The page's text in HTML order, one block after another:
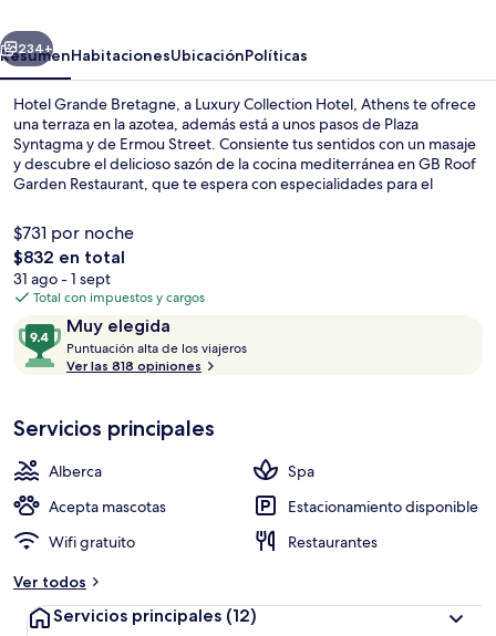
Luxury
Collection
Hotel,
Athens
Siguiente
234+
ResumenHabitacionesUbicaciónPolíticas
Hotel Grande Bretagne, a Luxury Collection Hotel, Athens te ofrece
una terraza en la azotea, además está a unos pasos de Plaza
Syntagma y de Ermou Street. Consiente tus sentidos con un masaje
y descubre el delicioso sazón de la cocina mediterránea en GB Roof
Garden Restaurant, que te espera con especialidades para el
destacar de este hotel de lujo son sus 2 bares o lounges, su bar
junto a la alberca y su sala de fitness. A otros visitantes les gusta el
personal amable y la condición en general. Hay opciones de
transporte público a una corta distancia a pie: Estación de metro de
Syntagma queda a unos pasos y Estación de metro de Panepistimio
está a 8 minutos.
$731 por noche
El
precio
total
de
$832
$832 en total
31 ago - 1 sept
Total con impuestos y cargos
OpinionesMuy elegida
9.4
de
10,
elegida
Puntuación alta de los viajeros
c
ó
t
a
Ver las 818 opiniones
Servicios principales
Alberca
Spa
Acepta mascotas
Estacionamiento disponible
Wifi gratuito
Restaurantes
Ver todos
Servicios principales (12)